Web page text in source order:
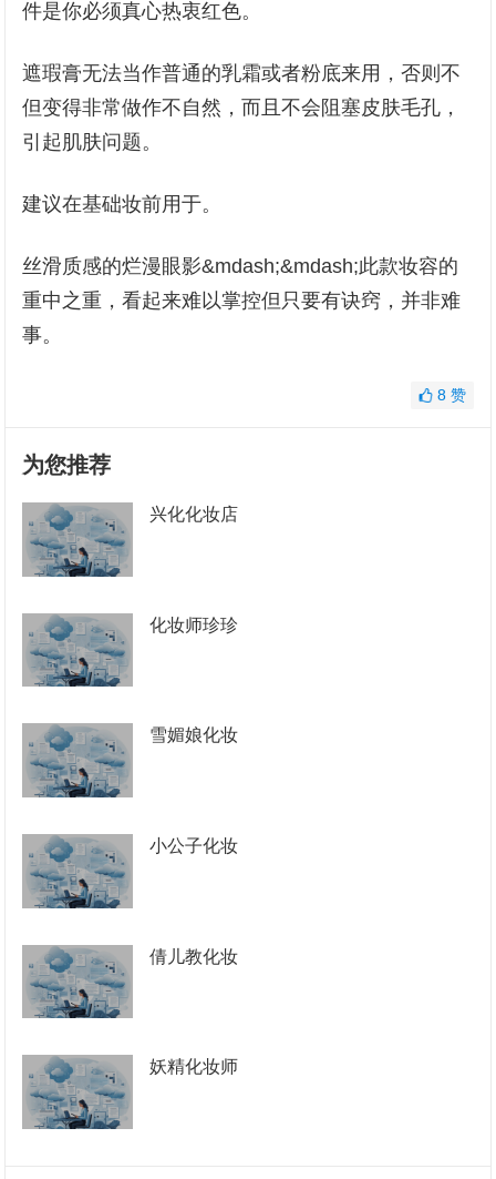
件是你必须真心热衷红色。
遮瑕膏无法当作普通的乳霜或者粉底来用，否则不
但变得非常做作不自然，而且不会阻塞皮肤毛孔，
引起肌肤问题。
建议在基础妆前用于。
丝滑质感的烂漫眼影&mdash;&mdash;此款妆容的
重中之重，看起来难以掌控但只要有诀窍，并非难
事。
8 赞
为您推荐
兴化化妆店
化妆师珍珍
雪媚娘化妆
小公子化妆
倩儿教化妆
妖精化妆师